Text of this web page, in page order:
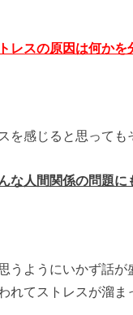
レスの原因は何かを
を感じると思っても
な人間関係の問題に
うようにいかず話
れてストレスが溜